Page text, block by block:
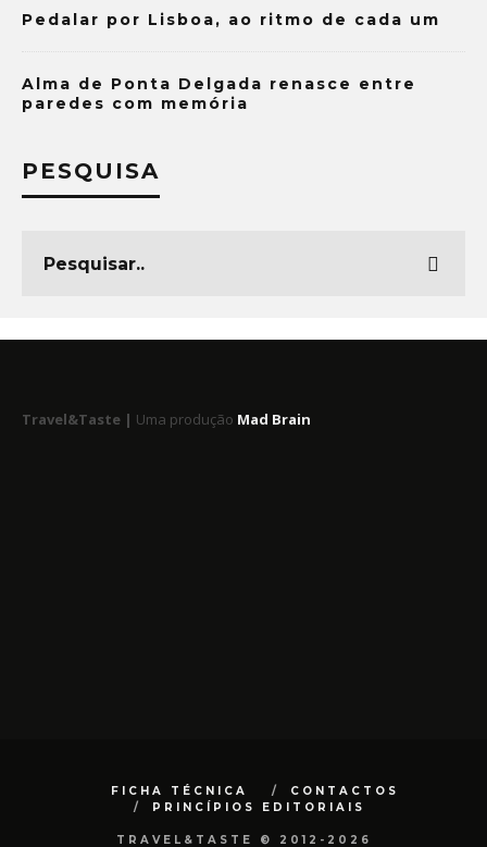
Pedalar por Lisboa, ao ritmo de cada um
Alma de Ponta Delgada renasce entre
paredes com memória
PESQUISA
Travel&Taste | Uma produção Mad Brain
FICHA TÉCNICA
CONTACTOS
PRINCÍPIOS EDITORIAIS
TRAVEL&TASTE © 2012-2026